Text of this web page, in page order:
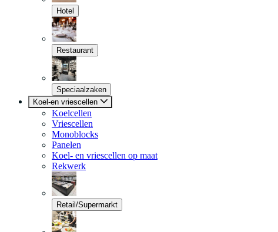
Hotel
Restaurant
Speciaalzaken
Koel-en vriescellen
Koelcellen
Vriescellen
Monoblocks
Panelen
Koel- en vriescellen op maat
Rekwerk
Retail/Supermarkt